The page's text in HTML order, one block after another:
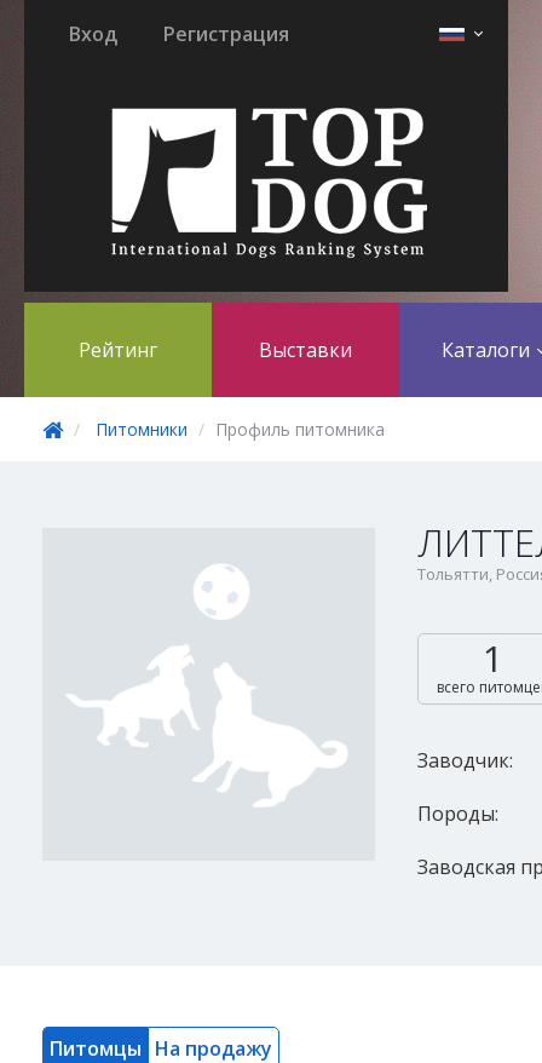
Вход Регистрация
Рейтинг Выставки Каталоги
Питомники Профиль питомника
Тольятти,
1
всего
Заводчик:
Породы:
Заводская
Питомцы На продажу